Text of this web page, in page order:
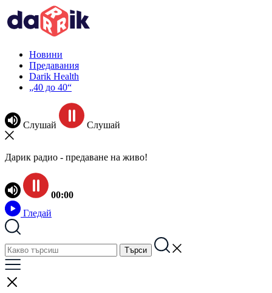
Новини
Предавания
Darik Health
„40 до 40“
Слушай Слушай
Дарик радио - предаване на живо!
00:00
Гледай